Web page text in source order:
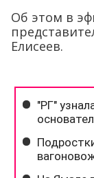
Об этом в
Елисеев.